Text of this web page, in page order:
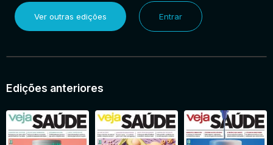
Ver outras edições Entrar
Edições anteriores